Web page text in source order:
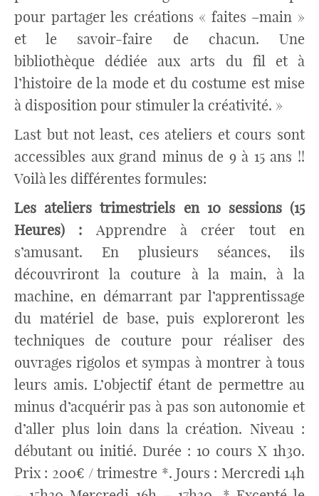
pour partager les créations « faites –main »
et le savoir-faire de chacun. Une
bibliothèque dédiée aux arts du fil et à
l’histoire de la mode et du costume est mise
à disposition pour stimuler la créativité. »
Last but not least, ces ateliers et cours sont
accessibles aux grand minus de 9 à 15 ans !!
Voilà les différentes formules:
Les ateliers trimestriels en 10 sessions (15
Heures) :Apprendre à créer tout en
s’amusant. En plusieurs séances, ils
découvriront la couture à la main, à la
machine, en démarrant par l’apprentissage
du matériel de base, puis exploreront les
techniques de couture pour réaliser des
ouvrages rigolos et sympas à montrer à tous
leurs amis. L’objectif étant de permettre au
minus d’acquérir pas à pas son autonomie et
d’aller plus loin dans la création. Niveau :
débutant ou initié. Durée : 10 cours X 1h30.
Prix : 200€ / trimestre *. Jours : Mercredi 14h